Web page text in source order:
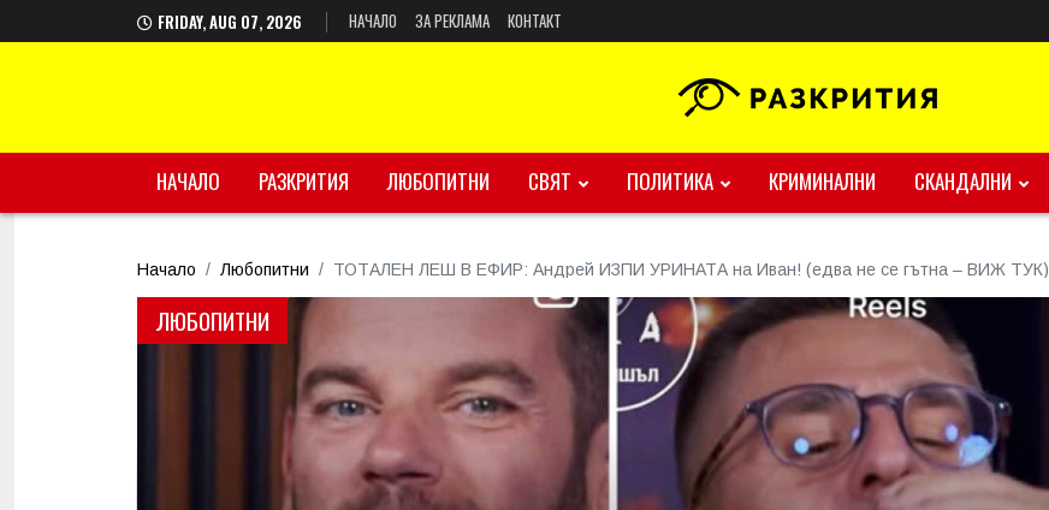
FRIDAY, AUG 07, 2026 НАЧАЛО ЗА РЕКЛАМА КОНТАКТ
НАЧАЛО РАЗКРИТИЯ ЛЮБОПИТНИ СВЯТ ПОЛИТИКА КРИМИНАЛНИ СКАНДАЛНИ
Начало Любопитни ТОТАЛЕН ЛЕШ В ЕФИР: Андрей ИЗПИ УРИНАТА на Иван! (едва не се гътна – ВИЖ ТУК)
ЛЮБОПИТНИ